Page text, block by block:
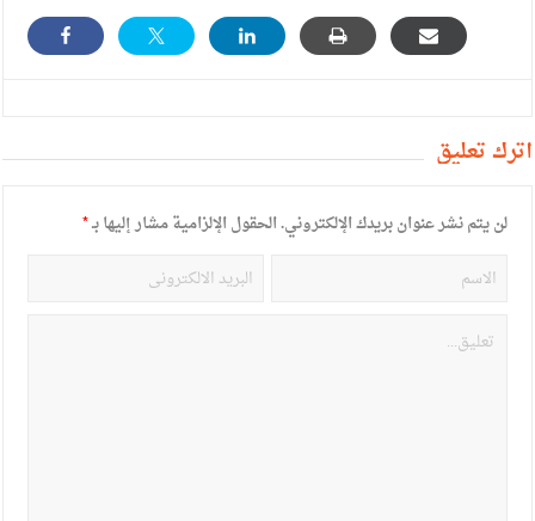
أترك تعليق
لن يتم نشر عنوان بريدك الإلكتروني.الحقول الإلزامية مشار إليها بـ*